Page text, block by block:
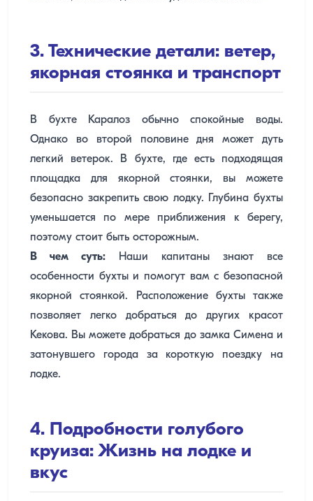
3. Технические детали: ветер,
якорная стоянка и транспорт
В бухте Каралоз обычно спокойные воды.
Однако во второй половине дня может дуть
легкий ветерок. В бухте, где есть подходящая
площадка для якорной стоянки, вы можете
безопасно закрепить свою лодку. Глубина бухты
уменьшается по мере приближения к берегу,
поэтому стоит быть осторожным.
В чем суть: Наши капитаны знают все
особенности бухты и помогут вам с безопасной
якорной стоянкой. Расположение бухты также
позволяет легко добраться до других красот
Кекова. Вы можете добраться до замка Симена и
затонувшего города за короткую поездку на
лодке.
4. Подробности голубого
круиза: Жизнь на лодке и
вкус